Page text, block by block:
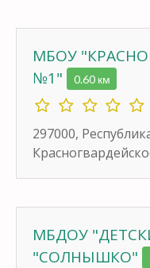
МБОУ
№1"
0.60 км
297000,
МБДОУ
"СОЛНЫШКО"